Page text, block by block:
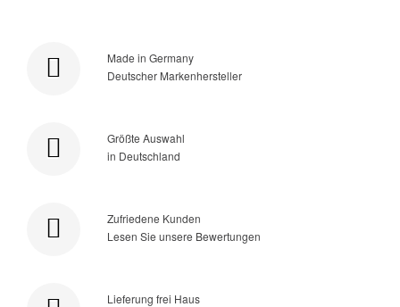
Made in Germany
Deutscher Markenhersteller
Größte Auswahl
in Deutschland
Zufriedene Kunden
Lesen Sie unsere Bewertungen
Lieferung frei Haus